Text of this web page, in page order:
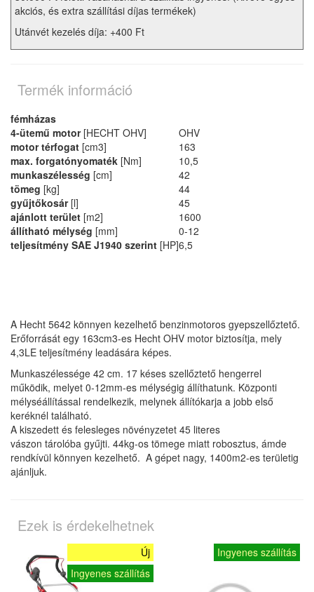
akciós, és extra szállítási díjas termékek)
Utánvét kezelés díja: +400 Ft
Termék információ
fémházas
4-ütemű motor[HECHT OHV]
OHV
motor térfogat [cm3]
163
max. forgatónyomaték [Nm]
10,5
munkaszélesség [cm]
42
tömeg [kg]
44
gyűjtőkosár[l]
45
ajánlott terület [m2]
1600
állítható mélység [mm]
0-12
teljesítmény SAE J1940 szerint [HP]6,5
A Hecht 5642 könnyen kezelhető benzinmotoros gyepszellőztető.
Erőforrását egy 163cm3-es Hecht OHV motor biztosítja, mely
4,3LE teljesítmény leadására képes.
Munkaszélessége 42 cm. 17 késes szellőztető hengerrel
működik, melyet 0-12mm-es mélységig állíthatunk. Központi
mélyséállítással rendelkezik, melynek állítókarja a jobb első
keréknél található.
A kiszedett és felesleges növényzetet 45 literes
vászon tárolóba gyűjti. 44kg-os tömege miatt robosztus, ámde
rendkívül könnyen kezelhető. A gépet nagy, 1400m2-es területig
ajánljuk.
Ezek is érdekelhetnek
Új
Ingyenes szállítás
Ingyenes szállítás